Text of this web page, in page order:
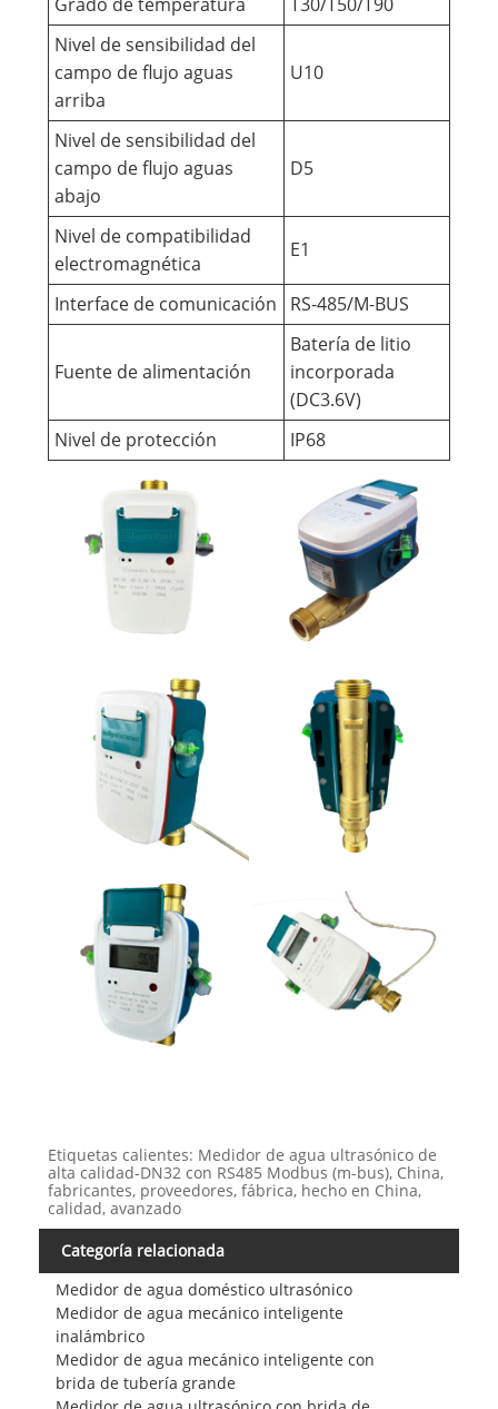
Nivel de sensibilidad del
campo de flujo aguas
arriba
U10
Nivel de sensibilidad del
campo de flujo aguas
abajo
D5
Nivel de compatibilidad
electromagnética
E1
Interface de comunicación RS-485/M-BUS
Fuente de alimentación
Batería de litio
incorporada
(DC3.6V)
Nivel de protección
IP68
Etiquetas calientes: Medidor de agua ultrasónico de
alta calidad-DN32 con RS485 Modbus (m-bus), China,
fabricantes, proveedores, fábrica, hecho en China,
calidad, avanzado
Categoría relacionada
Medidor de agua doméstico ultrasónico
Medidor de agua mecánico inteligente
inalámbrico
Medidor de agua mecánico inteligente con
brida de tubería grande